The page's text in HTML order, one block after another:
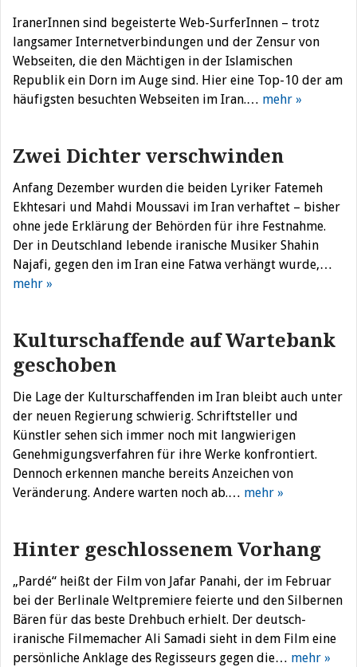
IranerInnen sind begeisterte Web-SurferInnen – trotz
langsamer Internetverbindungen und der Zensur von
Webseiten, die den Mächtigen in der Islamischen
Republik ein Dorn im Auge sind. Hier eine Top-10 der am
häufigsten besuchten Webseiten im Iran.… mehr »
Zwei Dichter verschwinden
Anfang Dezember wurden die beiden Lyriker Fatemeh
Ekhtesari und Mahdi Moussavi im Iran verhaftet – bisher
ohne jede Erklärung der Behörden für ihre Festnahme.
Der in Deutschland lebende iranische Musiker Shahin
Najafi, gegen den im Iran eine Fatwa verhängt wurde,…
mehr »
Kulturschaffende auf Wartebank
geschoben
Die Lage der Kulturschaffenden im Iran bleibt auch unter
der neuen Regierung schwierig. Schriftsteller und
Künstler sehen sich immer noch mit langwierigen
Genehmigungsverfahren für ihre Werke konfrontiert.
Dennoch erkennen manche bereits Anzeichen von
Veränderung. Andere warten noch ab.… mehr »
Hinter geschlossenem Vorhang
„Pardé“ heißt der Film von Jafar Panahi, der im Februar
bei der Berlinale Weltpremiere feierte und den Silbernen
Bären für das beste Drehbuch erhielt. Der deutsch-
iranische Filmemacher Ali Samadi sieht in dem Film eine
persönliche Anklage des Regisseurs gegen die… mehr »